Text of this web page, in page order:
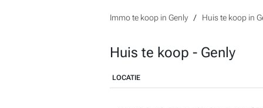
Immo te koop in Genly Huis te koop in
Huis te koop - Genly
LOCATIE